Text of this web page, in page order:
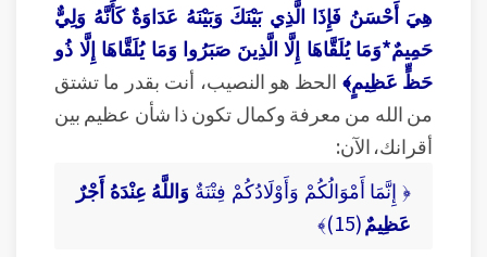
هِيَ أَحْسَنُ فَإِذَا الَّذِي بَيْنَكَ وَبَيْنَهُ عَدَاوَةٌ كَأَنَّهُ وَلِيٌّ
حَمِيمٌ*وَمَا يُلَقَّاهَا إِلَّا الَّذِينَ صَبَرُوا وَمَا يُلَقَّاهَا إِلَّا ذُو
حَظٍّ عَظِيمٍ﴾ الحظ هو النصيب، أنت بقدر ما تشتق
من الله من معرفة وكمال تكون ذا شأن عظيم بين
أقرانك، الآن:
﴿ إِنَّمَا أَمْوَالُكُمْ وَأَوْلَادُكُمْ فِتْنَةٌ وَاللَّهُ عِنْدَهُ أَجْرٌ
عَظِيمٌ(15)﴾